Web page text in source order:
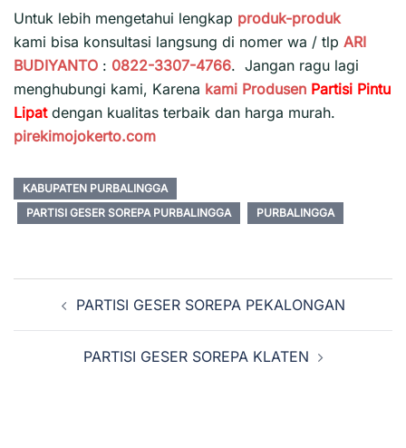
Untuk lebih mengetahui lengkap produk-produk
kami bisa konsultasi langsung di nomer wa / tlp ARI
BUDIYANTO : 0822-3307-4766. Jangan ragu lagi
menghubungi kami, Karena kami Produsen Partisi Pintu
Lipat dengan kualitas terbaik dan harga murah.
pirekimojokerto.com
KABUPATEN PURBALINGGA
PARTISI GESER SOREPA PURBALINGGA
PURBALINGGA
TulisanPARTISI GESER SOREPA PEKALONGAN
PARTISI GESER SOREPA KLATEN